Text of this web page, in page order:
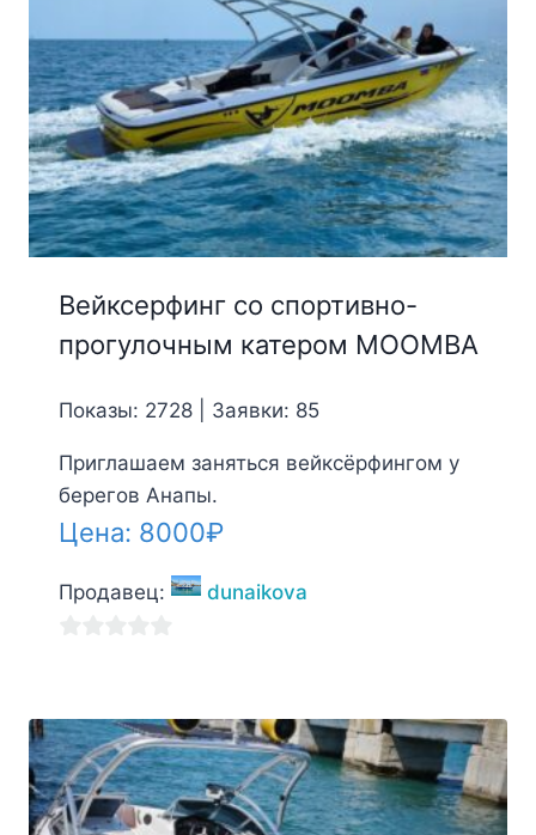
Вейксерфинг со cпортивно-
прогулочным катером MOOMBA
Показы: 2728 | Заявки: 85
Приглашаем заняться вейксёрфингом у
берегов Анапы.
Цена: 8000₽
Продавец: dunaikova
5